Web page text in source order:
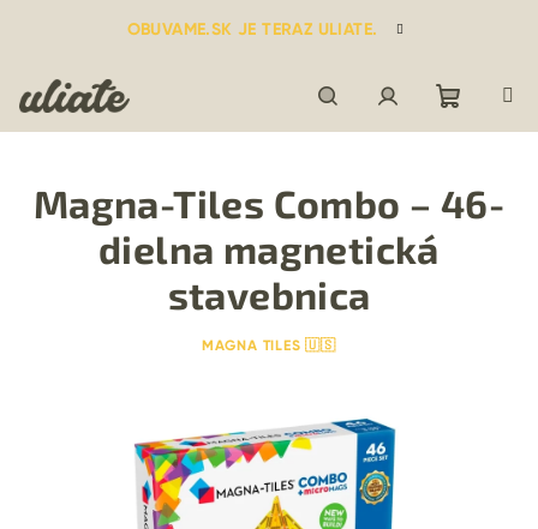
OBUVAME.SK JE TERAZ ULIATE.
HľadaťPrihlásenie
košík
Magna-Tiles Combo – 46-
dielna magnetická
stavebnica
MAGNA TILES 🇺🇸